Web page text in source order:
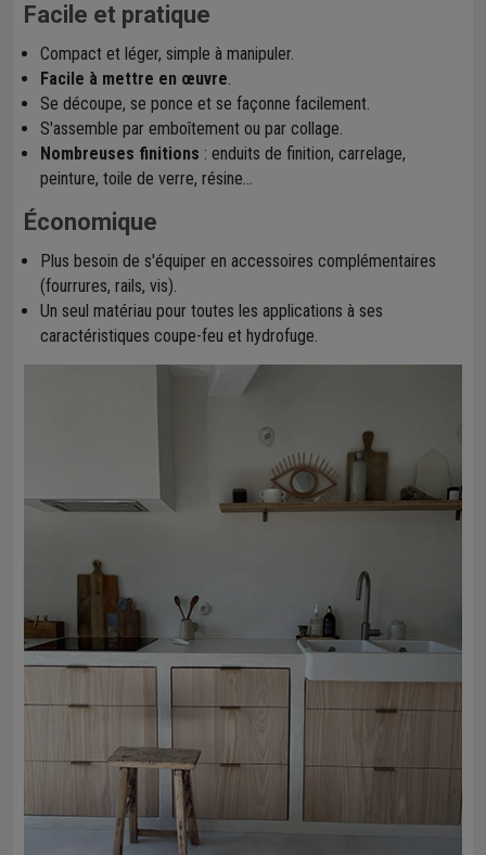
Facile et pratique
Compact et léger, simple à manipuler.
Facile à mettre en œuvre.
Se découpe, se ponce et se façonne facilement.
S'assemble par emboîtement ou par collage.
Nombreuses finitions : enduits de finition, carrelage,
peinture, toile de verre, résine...
Économique
Plus besoin de s'équiper en accessoires complémentaires
(fourrures, rails, vis).
Un seul matériau pour toutes les applications à ses
caractéristiques coupe-feu et hydrofuge.